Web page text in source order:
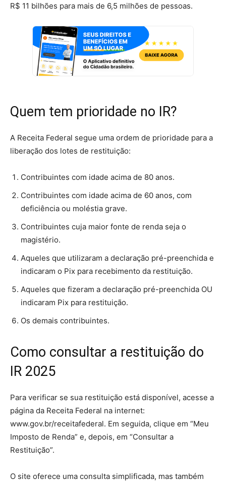
R$ 11 bilhões para mais de 6,5 milhões de pessoas.
Quem tem prioridade no IR?
A Receita Federal segue uma ordem de prioridade para a
liberação dos lotes de restituição:
Contribuintes com idade acima de 80 anos.
Contribuintes com idade acima de 60 anos, com
deficiência ou moléstia grave.
Contribuintes cuja maior fonte de renda seja o
magistério.
Aqueles que utilizaram a declaração pré-preenchida e
indicaram o Pix para recebimento da restituição.
Aqueles que fizeram a declaração pré-preenchida OU
indicaram Pix para restituição.
Os demais contribuintes.
Como consultar a restituição do
IR 2025
Para verificar se sua restituição está disponível, acesse a
página da Receita Federal na internet:
www.gov.br/receitafederal. Em seguida, clique em “Meu
Imposto de Renda” e, depois, em “Consultar a
Restituição”.
O site oferece uma consulta simplificada, mas também